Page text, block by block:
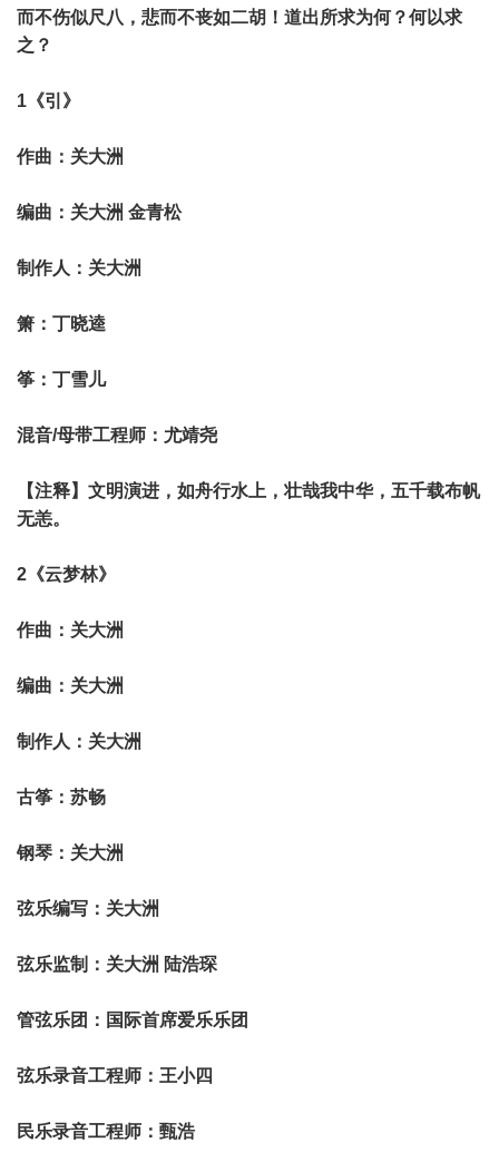
而不伤似尺八，悲而不丧如二胡！道出所求为何？何以求
之？
1《引》
作曲：关大洲
编曲：关大洲 金青松
制作人：关大洲
箫：丁晓逵
筝：丁雪儿
混音/母带工程师：尤靖尧
【注释】文明演进，如舟行水上，壮哉我中华，五千载布帆
无恙。
2《云梦林》
作曲：关大洲
编曲：关大洲
制作人：关大洲
古筝：苏畅
钢琴：关大洲
弦乐编写：关大洲
弦乐监制：关大洲 陆浩琛
管弦乐团：国际首席爱乐乐团
弦乐录音工程师：王小四
民乐录音工程师：甄浩